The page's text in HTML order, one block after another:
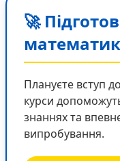
🚀
Плануєте вступ
курси
знаннях та
випробування.